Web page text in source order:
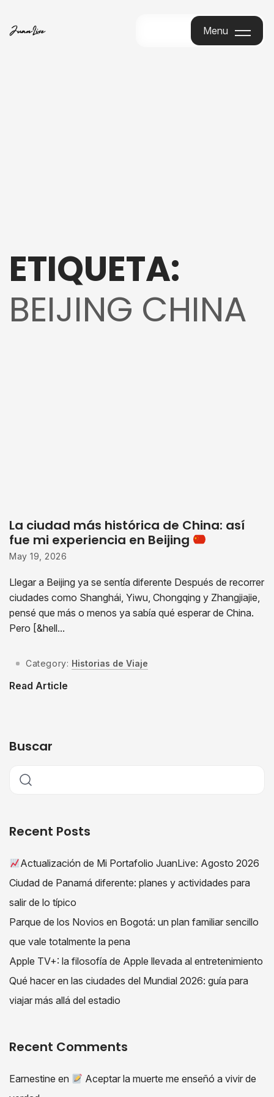
Menu
ETIQUETA:
BEIJING CHINA
La ciudad más histórica de China: así
fue mi experiencia en Beijing
May 19, 2026
Llegar a Beijing ya se sentía diferente Después de recorrer
ciudades como Shanghái, Yiwu, Chongqing y Zhangjiajie,
pensé que más o menos ya sabía qué esperar de China.
Pero [&hell...
Category: Historias de Viaje
Read Article
Buscar
Recent Posts
Actualización de Mi Portafolio JuanLive: Agosto 2026
Ciudad de Panamá diferente: planes y actividades para
salir de lo típico
Parque de los Novios en Bogotá: un plan familiar sencillo
que vale totalmente la pena
Apple TV+: la filosofía de Apple llevada al entretenimiento
Qué hacer en las ciudades del Mundial 2026: guía para
viajar más allá del estadio
Recent Comments
Earnestine en
Aceptar la muerte me enseñó a vivir de